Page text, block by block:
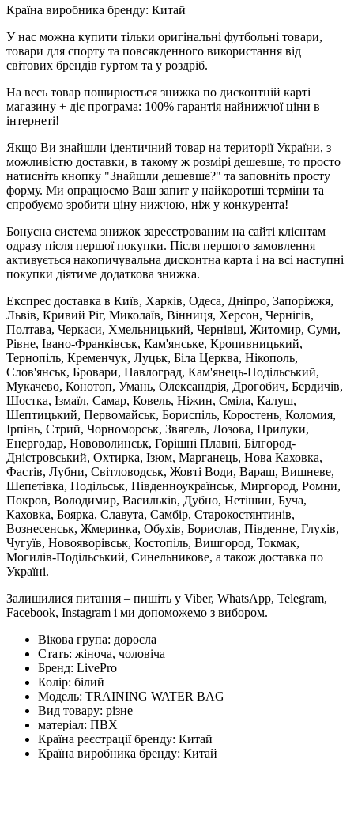
Країна виробника бренду: Китай
У нас можна купити тільки оригінальні футбольні товари,
товари для спорту та повсякденного використання від
світових брендів гуртом та у роздріб.
На весь товар поширюється знижка по дисконтній карті
магазину + діє програма: 100% гарантія найнижчої ціни в
інтернеті!
Якщо Ви знайшли ідентичний товар на території України, з
можливістю доставки, в такому ж розмірі дешевше, то просто
натисніть кнопку "Знайшли дешевше?" та заповніть просту
форму. Ми опрацюємо Ваш запит у найкоротші терміни та
спробуємо зробити ціну нижчою, ніж у конкурента!
Бонусна система знижок зареєстрованим на сайті клієнтам
одразу після першої покупки. Після першого замовлення
активується накопичувальна дисконтна карта і на всі наступні
покупки діятиме додаткова знижка.
Експрес доставка в Київ, Харків, Одеса, Дніпро, Запоріжжя,
Львів, Кривий Ріг, Миколаїв, Вінниця, Херсон, Чернігів,
Полтава, Черкаси, Хмельницький, Чернівці, Житомир, Суми,
Рівне, Івано-Франківськ, Кам'янське, Кропивницький,
Тернопіль, Кременчук, Луцьк, Біла Церква, Нікополь,
Слов'янськ, Бровари, Павлоград, Кам'янець-Подільський,
Мукачево, Конотоп, Умань, Олександрія, Дрогобич, Бердичів,
Шостка, Ізмаїл, Самар, Ковель, Ніжин, Сміла, Калуш,
Шептицький, Первомайськ, Бориспіль, Коростень, Коломия,
Ірпінь, Стрий, Чорноморськ, Звягель, Лозова, Прилуки,
Енергодар, Нововолинськ, Горішні Плавні, Білгород-
Дністровський, Охтирка, Ізюм, Марганець, Нова Каховка,
Фастів, Лубни, Світловодськ, Жовті Води, Вараш, Вишневе,
Шепетівка, Подільськ, Південноукраїнськ, Миргород, Ромни,
Покров, Володимир, Васильків, Дубно, Нетішин, Буча,
Каховка, Боярка, Славута, Самбір, Старокостянтинів,
Вознесенськ, Жмеринка, Обухів, Борислав, Південне, Глухів,
Чугуїв, Новояворівськ, Костопіль, Вишгород, Токмак,
Могилів-Подільський, Синельникове, а також доставка по
Україні.
Залишилися питання – пишіть у Viber, WhatsApp, Telegram,
Facebook, Instagram і ми допоможемо з вибором.
Вікова група: доросла
Стать: жіноча, чоловіча
Бренд: LivePro
Колір: білий
Модель: TRAINING WATER BAG
Вид товару: різне
матеріал: ПВХ
Країна реєстрації бренду: Китай
Країна виробника бренду: Китай